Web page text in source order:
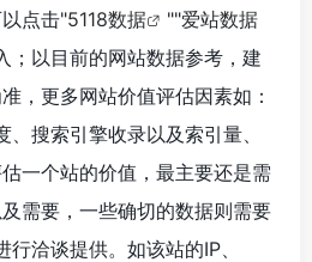
点击"5118数据 ""爱站数据
；以目前的网站数据参考，建
，更多网站价值评估因素如：
搜索引擎收录以及索引量、
一个站的价值，最主要还是需
需要，一些确切的数据则需要
洽谈提供。如该站的IP、